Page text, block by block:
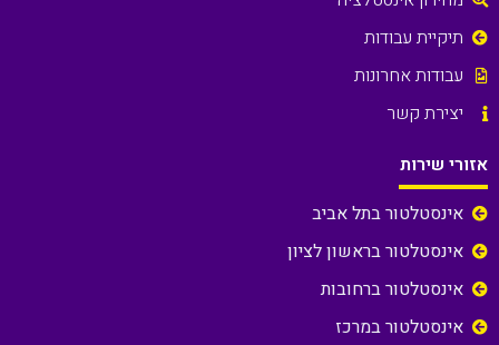
תיקיית עבודות
עבודות אחרונות
יצירת קשר
אזורי שירות
אינסטלטור בתל אביב
אינסטלטור בראשון לציון
אינסטלטור ברחובות
אינסטלטור במרכז